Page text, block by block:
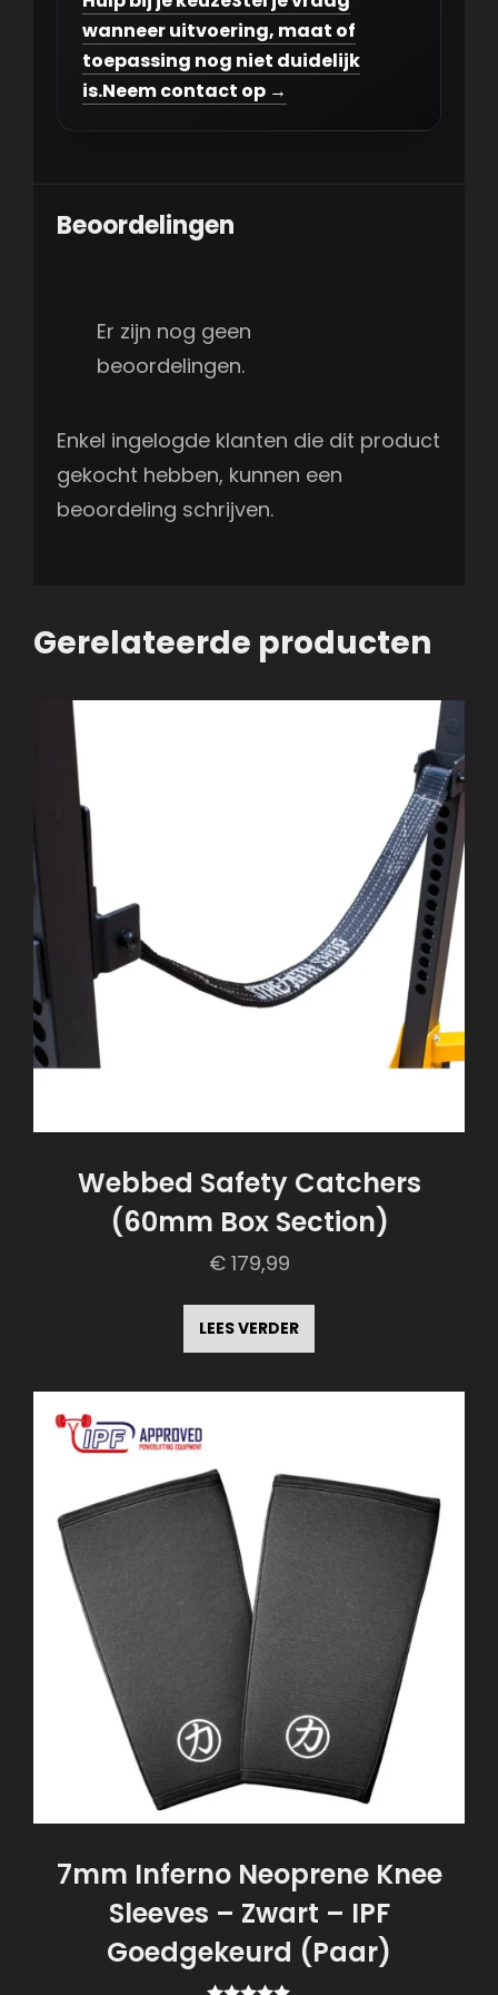
wanneer uitvoering, maat of
toepassing nog niet duidelijk
is.Neem contact op →
Beoordelingen
Er zijn nog geen
beoordelingen.
Enkel ingelogde klanten die dit product
gekocht hebben, kunnen een
beoordeling schrijven.
Gerelateerde producten
Webbed Safety Catchers
(60mm Box Section)
€179,99
LEES VERDER
7mm Inferno Neoprene Knee
Sleeves – Zwart – IPF
Goedgekeurd (Paar)